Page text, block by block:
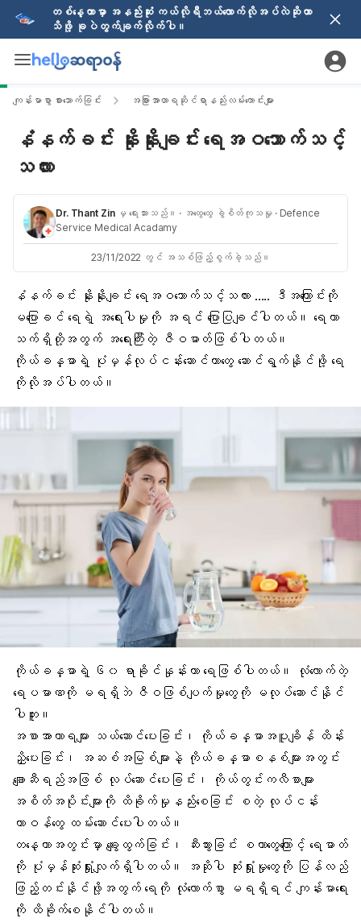
တစ်နေ့တာမှာ အနည်းဆုံး ကယ်လိုရီဘယ်လောက်လိုအပ်လဲဆိုတာ
သိဖို့ ခုပဲတွက်ချက်လိုက်ပါ။
ကျန်းမာစွာ စားသောက်ခြင်း အခြားအာဟာရဆိုင်ရာနည်းလမ်းကောင်းများ
နံနက်ခင်း နိုးနိုးချင်း ရေအဝသောက်သင့်
သလား
Dr. Thant Zinမှ ရေးသားသည်။ · အထွေထွေ ခွဲစိတ်ကုသမှု· Defence
Service Medical Acadamy
23/11/2022 တွင် အသစ်ဖြည့်စွက်ခဲ့သည်။
နံနက်ခင်း နိုးနိုးချင်း ရေအဝသောက်သင့်သလား ….. ဒီအကြောင်းကို
မပြောခင် ရေရဲ့ အရေးပါမှုကို အရင် ပြောပြချင်ပါတယ်။ ရေဟာ
သက်ရှိတို့အတွက် အရေးကြီးတဲ့ ဇီဝဓာတ်ဖြစ်ပါတယ်။
ကိုယ်ခန္ဓာ ရဲ့ ပုံမှန်လုပ်ငန်းဆောင်တာတွေ ဆောင်ရွက်နိုင်ဖို့ ရေ
ကိုလိုအပ်ပါတယ်။
ကိုယ်ခန္ဓာရဲ့ ၆၀ ရာခိုင်နှုန်းဟာ ရေဖြစ်ပါတယ်။ လုံလောက်တဲ့
ရေပမာဏကို မရရှိဘဲ ဇီဝဖြစ်ပျက်မှုတွေကို မလုပ်ဆောင်နိုင်
ပါဘူး။
အစာအာဟာရများ သယ်ဆောင်ပေးခြင်း၊ ကိုယ်ခန္ဓာအပူချိန် ထိန်း
ညှိပေးခြင်း၊ အဆစ်အမြစ်များနဲ့ ကိုယ်ခန္ဓာစနစ်များအတွင်း
ချောဆီရည်အဖြစ် လုပ်ဆောင်ပေးခြင်း၊ ကိုယ်တွင်းကလီစာများ
အစိတ်အပိုင်းများကို ထိခိုက်မှုနည်းစေခြင်း စတဲ့ လုပ်ငန်း
တာဝန်တွေ ထမ်းဆောင်ပေးပါတယ်။
တနေ့တာအတွင်းမှာ ချွေးထွက်ခြင်း၊ ဆီးသွားခြင်း စတာတွေကြောင့် ရေဓာတ်
ကို ပုံမှန်ဆုံးရှုံးလျက်ရှိပါတယ်။ အဆိုပါ ဆုံးရှုံးမှုတွေကို ပြန်လည်
ဖြည့်တင်းနိုင်ဖို့အတွက် ရေကို လုံလောက်စွာ မရရှိရင် ကျန်းမာရေး
ကို ထိခိုက်စေနိုင်ပါတယ်။